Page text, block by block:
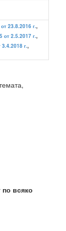
23.8.2016 г.,
от 2.5.2017 г.,
г.,
всяко